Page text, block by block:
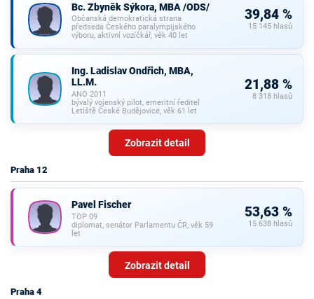
Bc. Zbyněk Sýkora, MBA /ODS/
Občanská demokratická strana
předseda Českého paralympijského
výboru, aktivní vozíčkář, věk 40 let
39,84 %
15 145 hlasů
Ing. Ladislav Ondřich, MBA,
LL.M.
ANO 2011
bývalý vojenský pilot, emeritní ředitel
Letiště České Budějovice, věk 61 let
21,88 %
8 318 hlasů
Zobrazit detail
Praha 12
Pavel Fischer
TOP 09
diplomat, senátor Parlamentu ČR, věk 59
let
53,63 %
15 638 hlasů
Zobrazit detail
Praha 4